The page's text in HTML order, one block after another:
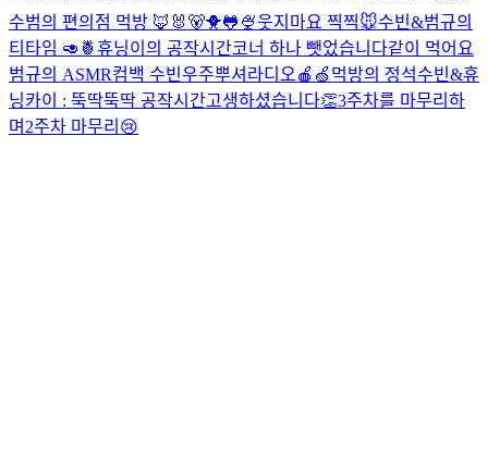
수범의 편의점 먹방 🦊🐰🐻🐥🐸🍨웃지마요 찍찍🐭수빈&범규의
티타임 🥑🍍 휴닝이의 공작시간코너 하나 뺏었습니다같이 먹어요
범규의 ASMR컴백 수빈우주뿌셔라디오🍎🍏 먹방의 정석수빈&휴
닝카이 : 뚝딱뚝딱 공작시간고생하셨습니다👏3주차를 마무리하
며 2주차 마무리😢